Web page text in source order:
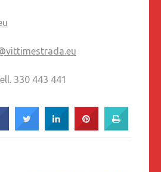
330 443 441